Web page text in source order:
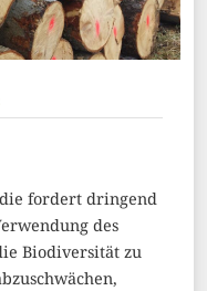
fordert dringend
des
Biodiversität zu